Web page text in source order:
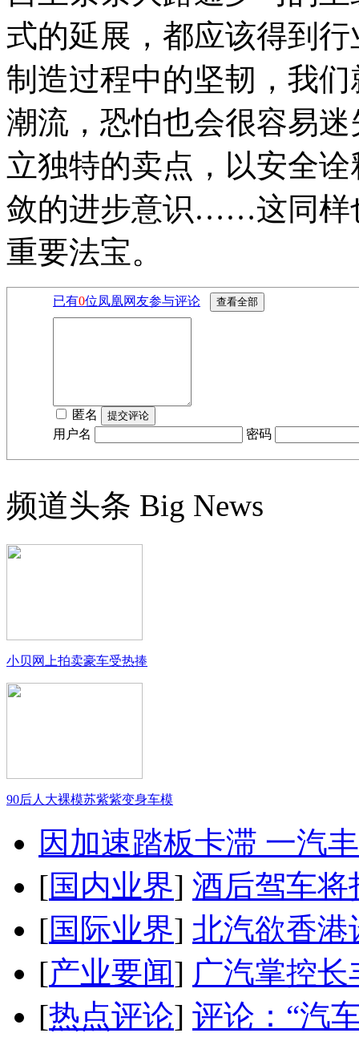
式的延展，都应该得到
制造过程中的坚韧，我
潮流，恐怕也会很容易
立独特的卖点，以安全
敛的进步意识……这同样
重要法宝。
已有0位凤凰网友参与评论
匿名
用户名
密码
频道头条 Big News
小贝网上拍卖豪车受热捧
90后人大裸模苏紫紫变身车模
因加速踏板卡滞 一汽
[国内业界] 酒后驾车将
[国际业界] 北汽欲香港
[产业要闻] 广汽掌控
[热点评论] 评论：“汽